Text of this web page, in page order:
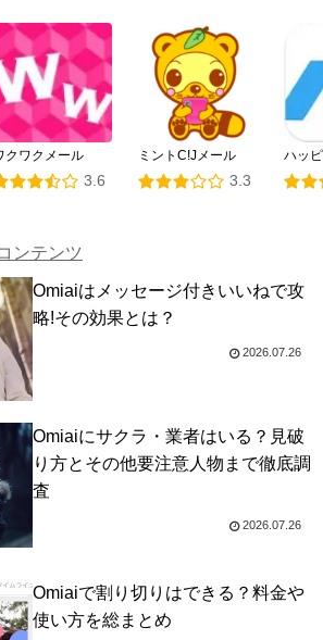
クワクメール
3.6
ミントC!Jメール
3.3
ハッ
ンテンツ
Omiaiはメッセージ付きいいねで攻
略!その効果とは？
2026.07.26
Omiaiにサクラ・業者はいる？見破
り方とその他要注意人物まで徹底調
査
2026.07.26
Omiaiで割り切りはできる？料金や
使い方を総まとめ